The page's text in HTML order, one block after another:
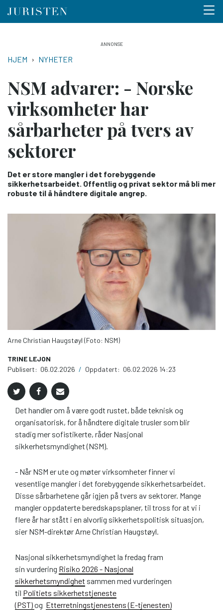
hovedinnhold
Menu
NAVIGASJONSSTI
HJEM NYHETER
NSM advarer: - Norske
virksomheter har
sårbarheter på tvers av
sektorer
Det er store mangler i det forebyggende
sikkerhetsarbeidet. Offentlig og privat sektor må bli mer
robuste til å håndtere digitale angrep.
Arne Christian Haugstøyl (Foto: NSM)
TRINE LEJON
Publisert: 06.02.2026 / Oppdatert: 06.02.2026 14:23
Det handler om å være godt rustet, både teknisk og
organisatorisk, for å håndtere digitale trusler som blir
stadig mer sofistikerte, råder Nasjonal
sikkerhetsmyndighet (NSM).
- Når NSM er ute og møter virksomheter finner vi
vesentlige mangler i det forebyggende sikkerhetsarbeidet.
Disse sårbarhetene går igjen på tvers av sektorer. Mange
mangler oppdaterte beredskapsplaner, til tross for at vi i
flere år har stått i en alvorlig sikkerhetspolitisk situasjon,
sier NSM-direktør Arne Christian Haugstøyl.
Nasjonal sikkerhetsmyndighet la fredag fram
sin vurdering Risiko 2026 - Nasjonal
sikkerhetsmyndighet sammen med vurderingen
til Politiets sikkerhetstjeneste
(PST)og Etterretningstjenestens (E-tjenesten)